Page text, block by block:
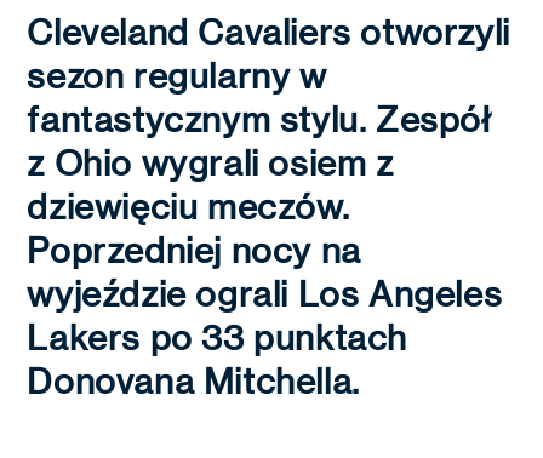
Cleveland Cavaliers otworzyli
sezon regularny w
fantastycznym stylu. Zespół
z Ohio wygrali osiem z
dziewięciu meczów.
Poprzedniej nocy na
wyjeździe ograli Los Angeles
Lakers po 33 punktach
Donovana Mitchella.